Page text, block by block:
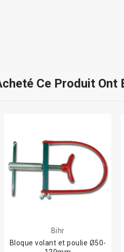
Ce Produit Ont
Bihr
Bloque volant et poulie Ø50-